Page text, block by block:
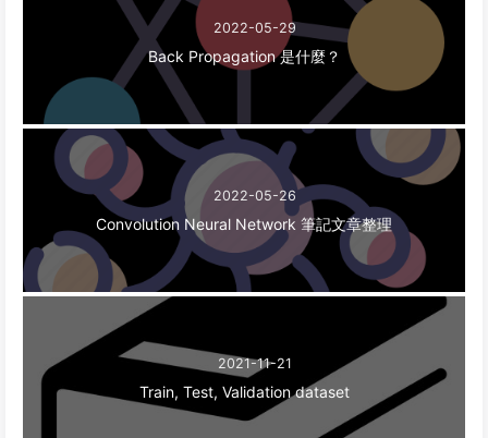
2022-05-29
Back Propagation 是什麼？
2022-05-26
Convolution Neural Network 筆記文章整理
2021-11-21
Train, Test, Validation dataset